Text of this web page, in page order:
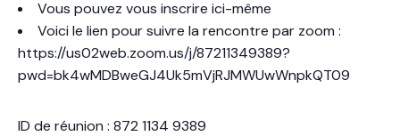
Vous pouvez vous inscrire ici-même
Voici le lien pour suivre la rencontre par zoom :
https://us02web.zoom.us/j/87211349389?
pwd=bk4wMDBweGJ4Uk5mVjRJMWUwWnpkQT09
ID de réunion : 872 1134 9389